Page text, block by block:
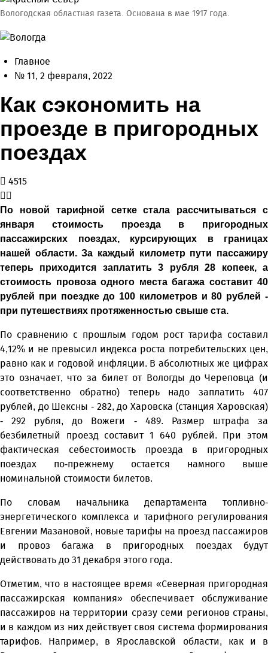
Вологодская областная газета. Основана в мае 1917 года.
Главное
№ 11, 2 февраля, 2022
Как сэкономить на
проезде в пригородных
поездах
4515
По новой тарифной сетке стала рассчитываться с
января стоимость проезда в пригородных
пассажирских поездах, курсирующих в границах
нашей области. За каждый километр пути пассажиру
теперь приходится заплатить 3 рубля 28 копеек, а
стоимость провоза одного места багажа составит 40
рублей при поездке до 100 километров и 80 рублей -
при путешествиях протяженностью свыше ста.
По сравнению с прошлым годом рост тарифа составил
4,12% и не превысил индекса роста потребительских цен,
равно как и годовой инфляции. В абсолютных же цифрах
это означает, что за билет от Вологды до Череповца (и
соответственно обратно) теперь надо заплатить 407
рублей, до Шексны - 282, до Харовска (станция Харовская)
- 292 рубля, до Вожеги - 489. Размер штрафа за
безбилетный проезд составит 1 640 рублей. При этом
фактическая себестоимость проезда в пригородных
поездах по-прежнему остается намного выше
номинальной стоимости билетов.
По словам начальника департамента топливно-
энергетического комплекса и тарифного регулирования
Евгении Мазановой, новые тарифы на проезд пассажиров
и провоз багажа в пригородных поездах будут
действовать до 31 декабря этого года.
Отметим, что в настоящее время «Северная пригородная
пассажирская компания» обеспечивает обслуживание
пассажиров на территории сразу семи регионов страны,
и в каждом из них действует своя система формирования
тарифов. Например, в Ярославской области, как и в